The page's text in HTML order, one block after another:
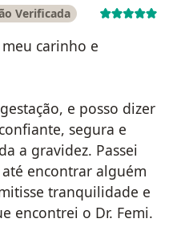
Verificada
carinho e
e posso dizer
segura e
a gravidez. Passei
encontrar alguém
tranquilidade e
encontrei o Dr. Femi.